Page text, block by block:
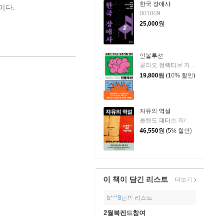
한국 장애사
001009
25,000원
인볼루션
19,800원 (10% 할인)
자유의 역설
올랜도 패터슨 저/김혁 역
46,550원 (5% 할인)
이 책이 담긴 리스트 더보기
b***8님의 리스트
2월북켄드참여
다.